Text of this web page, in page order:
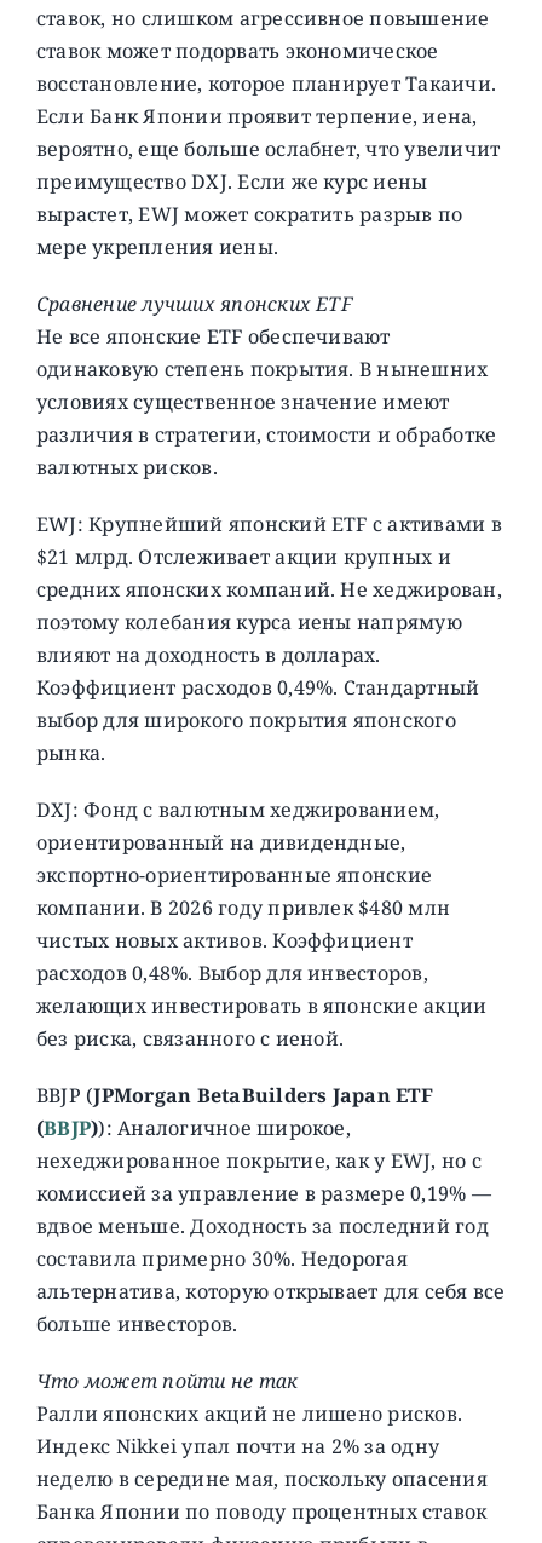
ставок, но слишком агрессивное повышение
ставок может подорвать экономическое
восстановление, которое планирует Такаичи.
Если Банк Японии проявит терпение, иена,
вероятно, еще больше ослабнет, что увеличит
преимущество DXJ. Если же курс иены
вырастет, EWJ может сократить разрыв по
мере укрепления иены.
Сравнение лучших японских ETF
Не все японские ETF обеспечивают
одинаковую степень покрытия. В нынешних
условиях существенное значение имеют
различия в стратегии, стоимости и обработке
валютных рисков.
EWJ: Крупнейший японский ETF с активами в
$21 млрд. Отслеживает акции крупных и
средних японских компаний. Не хеджирован,
поэтому колебания курса иены напрямую
влияют на доходность в долларах.
Коэффициент расходов 0,49%. Стандартный
выбор для широкого покрытия японского
рынка.
DXJ: Фонд с валютным хеджированием,
ориентированный на дивидендные,
экспортно-ориентированные японские
компании. В 2026 году привлек $480 млн
чистых новых активов. Коэффициент
расходов 0,48%. Выбор для инвесторов,
желающих инвестировать в японские акции
без риска, связанного с иеной.
BBJP (JPMorgan BetaBuilders Japan ETF
(BBJP)): Аналогичное широкое,
нехеджированное покрытие, как у EWJ, но с
комиссией за управление в размере 0,19% —
вдвое меньше. Доходность за последний год
составила примерно 30%. Недорогая
альтернатива, которую открывает для себя все
больше инвесторов.
Что может пойти не так
Ралли японских акций не лишено рисков.
Индекс Nikkei упал почти на 2% за одну
неделю в середине мая, поскольку опасения
Банка Японии по поводу процентных ставок